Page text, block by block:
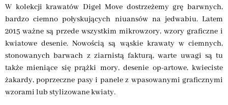
W kolekcji krawatów Digel Move dostrzeżemy grę barwnych,
bardzo ciemno połyskujących niuansów na jedwabiu. Latem
2015 ważne są przede wszystkim mikrowzory, wzory graficzne i
kwiatowe desenie. Nowością są wąskie krawaty w ciemnych,
stonowanych barwach z ziarnistą fakturą, warte uwagi są tu
także mieniące się prążki mory, desenie op-artowe, kwieciste
żakardy, poprzeczne pasy i panele z wpasowanymi graficznymi
wzorami lub stylizowane kwiaty.